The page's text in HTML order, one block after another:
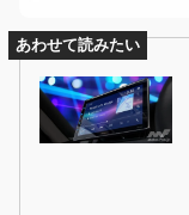
あわせて読みたい